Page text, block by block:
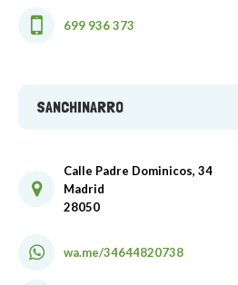
699 936 373
SANCHINARRO
Calle Padre Dominicos, 34
Madrid
28050
wa.me/34644820738